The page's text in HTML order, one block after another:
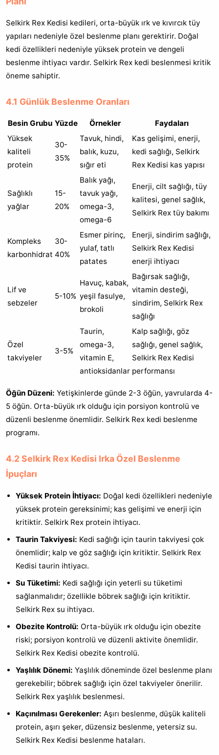
Selkirk Rex Kedisi kedileri, orta-büyük ırk ve kıvırcık tüy
yapıları nedeniyle özel beslenme planı gerektirir. Doğal
kedi özellikleri nedeniyle yüksek protein ve dengeli
beslenme ihtiyacı vardır. Selkirk Rex kedi beslenmesi kritik
öneme sahiptir.
4.1 Günlük Beslenme Oranları
Besin Grubu Yüzde Örnekler
Faydaları
Yüksek
kaliteli
protein
30-
35%
Tavuk, hindi,
balık, kuzu,
sığır eti
Kas gelişimi, enerji,
kedi sağlığı, Selkirk
Rex Kedisi kas yapısı
Sağlıklı
yağlar
15-
20%
Balık yağı,
tavuk yağı,
omega-3,
omega-6
Enerji, cilt sağlığı, tüy
kalitesi, genel sağlık,
Selkirk Rex tüy bakımı
Kompleks
karbonhidrat
30-
40%
Esmer pirinç,
yulaf, tatlı
patates
Enerji, sindirim sağlığı,
Selkirk Rex Kedisi
enerji ihtiyacı
Lif ve
sebzeler
5-10%
Havuç, kabak,
yeşil fasulye,
brokoli
Bağırsak sağlığı,
vitamin desteği,
sindirim, Selkirk Rex
sağlığı
Özel
takviyeler
3-5%
Taurin,
omega-3,
vitamin E,
antioksidanlar
Kalp sağlığı, göz
sağlığı, genel sağlık,
Selkirk Rex Kedisi
performansı
Öğün Düzeni: Yetişkinlerde günde 2-3 öğün, yavrularda 4-
5 öğün. Orta-büyük ırk olduğu için porsiyon kontrolü ve
düzenli beslenme önemlidir. Selkirk Rex kedi beslenme
programı.
4.2 Selkirk Rex Kedisi Irka Özel Beslenme
İpuçları
Yüksek Protein İhtiyacı: Doğal kedi özellikleri nedeniyle
yüksek protein gereksinimi; kas gelişimi ve enerji için
kritiktir. Selkirk Rex protein ihtiyacı.
Taurin Takviyesi: Kedi sağlığı için taurin takviyesi çok
önemlidir; kalp ve göz sağlığı için kritiktir. Selkirk Rex
Kedisi taurin ihtiyacı.
Su Tüketimi: Kedi sağlığı için yeterli su tüketimi
sağlanmalıdır; özellikle böbrek sağlığı için kritiktir.
Selkirk Rex su ihtiyacı.
Obezite Kontrolü: Orta-büyük ırk olduğu için obezite
riski; porsiyon kontrolü ve düzenli aktivite önemlidir.
Selkirk Rex Kedisi obezite kontrolü.
Yaşlılık Dönemi: Yaşlılık döneminde özel beslenme planı
gerekebilir; böbrek sağlığı için özel takviyeler önerilir.
Selkirk Rex yaşlılık beslenmesi.
Kaçınılması Gerekenler: Aşırı beslenme, düşük kaliteli
protein, aşırı şeker, düzensiz beslenme, yetersiz su.
Selkirk Rex Kedisi beslenme hataları.